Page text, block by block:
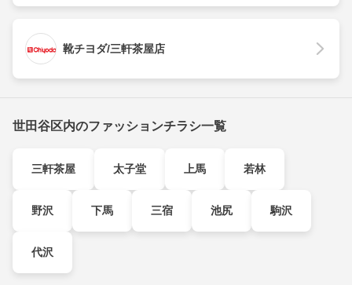
靴チヨダ/三軒茶屋店
世田谷区内のファッションチラシ一覧
三軒茶屋 太子堂 上馬 若林
野沢 下馬 三宿 池尻 駒沢
代沢